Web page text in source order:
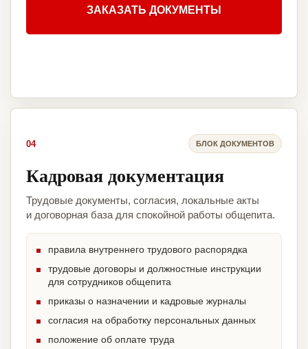
ЗАКАЗАТЬ ДОКУМЕНТЫ
04 БЛОК ДОКУМЕНТОВ
Кадровая документация
Трудовые документы, согласия, локальные акты
и договорная база для спокойной работы общепита.
правила внутреннего трудового распорядка
трудовые договоры и должностные инструкции
для сотрудников общепита
приказы о назначении и кадровые журналы
согласия на обработку персональных данных
положение об оплате труда